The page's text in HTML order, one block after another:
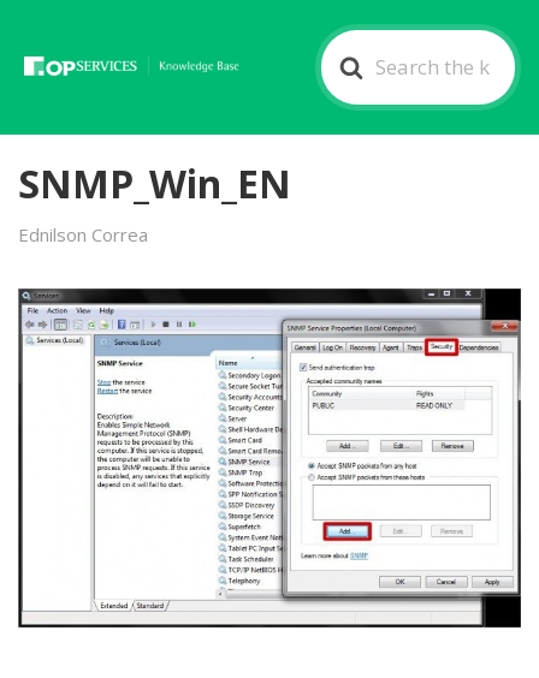
Search
For
SNMP_Win_EN
Ednilson Correa